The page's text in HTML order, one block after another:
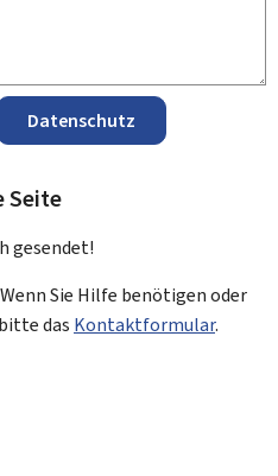
Datenschutz
Seite
gesendet!
Sie Hilfe benötigen oder
das Kontaktformular.